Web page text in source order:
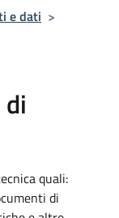
e dati >
quali:
di